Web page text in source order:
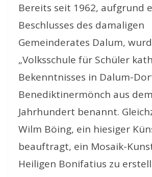
Bereits seit 1962, aufgrund
Beschlusses des damaligen
Gemeinderates Dalum,
„Volksschule für Schüler
Bekenntnisses in Dalum-
Benediktinermönch aus
Jahrhundert benannt.
Wilm Böing, ein hiesiger
beauftragt, ein Mosaik-
Heiligen Bonifatius zu